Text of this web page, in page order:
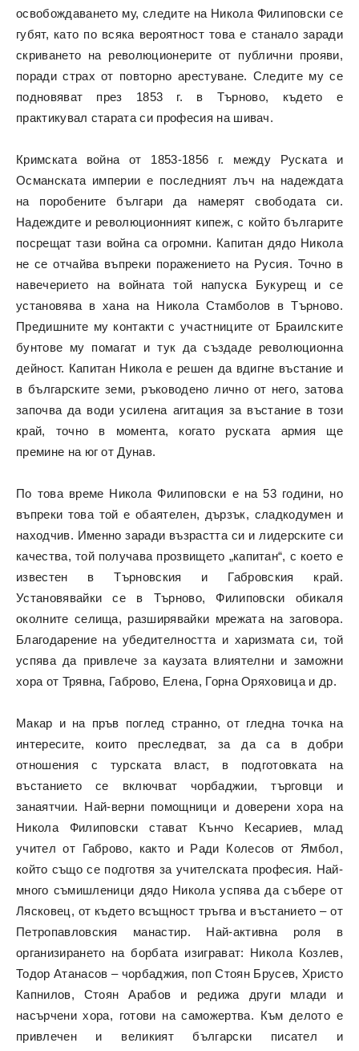
освобождаването му, следите на Никола Филиповски се
губят, като по всяка вероятност това е станало заради
скриването на революционерите от публични прояви,
поради страх от повторно арестуване. Следите му се
подновяват през 1853 г. в Търново, където е
практикувал старата си професия на шивач.
Кримската война от 1853-1856 г. между Руската и
Османската империи е последният лъч на надеждата
на поробените българи да намерят свободата си.
Надеждите и революционният кипеж, с който българите
посрещат тази война са огромни. Капитан дядо Никола
не се отчайва въпреки поражението на Русия. Точно в
навечерието на войната той напуска Букурещ и се
установява в хана на Никола Стамболов в Търново.
Предишните му контакти с участниците от Браилските
бунтове му помагат и тук да създаде революционна
дейност. Капитан Никола е решен да вдигне въстание и
в българските земи, ръководено лично от него, затова
започва да води усилена агитация за въстание в този
край, точно в момента, когато руската армия ще
премине на юг от Дунав.
По това време Никола Филиповски е на 53 години, но
въпреки това той е обаятелен, дързък, сладкодумен и
находчив. Именно заради възрастта си и лидерските си
качества, той получава прозвището „капитан“, с което е
известен в Търновския и Габровския край.
Установявайки се в Търново, Филиповски обикаля
околните селища, разширявайки мрежата на заговора.
Благодарение на убедителността и харизмата си, той
успява да привлече за каузата влиятелни и заможни
хора от Трявна, Габрово, Елена, Горна Оряховица и др.
Макар и на пръв поглед странно, от гледна точка на
интересите, които преследват, за да са в добри
отношения с турската власт, в подготовката на
въстанието се включват чорбаджии, търговци и
занаятчии. Най-верни помощници и доверени хора на
Никола Филиповски стават Кънчо Кесариев, млад
учител от Габрово, както и Ради Колесов от Ямбол,
който също се подготвя за учителската професия. Най-
много съмишленици дядо Никола успява да събере от
Лясковец, от където всъщност тръгва и въстанието – от
Петропавловския манастир. Най-активна роля в
организирането на борбата изиграват: Никола Козлев,
Тодор Атанасов – чорбаджия, поп Стоян Брусев, Христо
Капнилов, Стоян Арабов и редижа други млади и
насърчени хора, готови на саможертва. Към делото е
привлечен и великият български писател и